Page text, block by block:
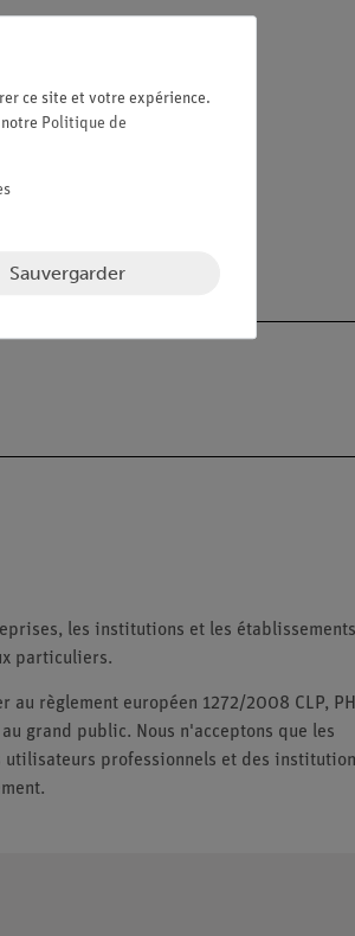
les institutions et les établissements
particuliers.
au règlement européen 1272/2008 CLP,
grand public. Nous n'acceptons que les
utilisateurs professionnels et des
ce site et votre expérience.
Politique de
Sauvergarder